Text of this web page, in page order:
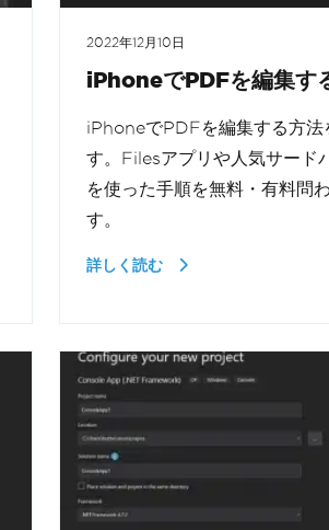
2022年12月10日
iPhoneでPDFを編集す
iPhoneでPDFを編集する方法
す。Filesアプリや人気サード
を使った手順を無料・有料問
す。
詳しく読む